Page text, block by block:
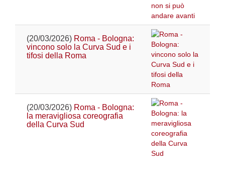
(20/03/2026) Roma - Bologna:
vincono solo la Curva Sud e i
tifosi della Roma
(20/03/2026) Roma - Bologna:
la meravigliosa coreografia
della Curva Sud